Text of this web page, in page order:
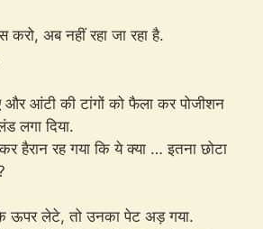
अब नहीं रहा जा रहा है.
आंटी की टांगों को फैला कर पोजीशन
लगा दिया.
रह गया कि ये क्या … इतना छोटा
लेटे, तो उनका पेट अड़ गया.